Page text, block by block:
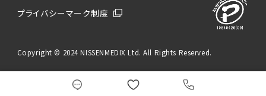
プライバシーマーク制度
Copyright © 2024 NISSENMEDIX Ltd. All Rights Reserved.